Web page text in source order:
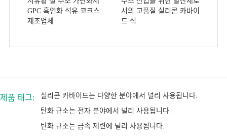
GPC 흑연화 석유 코크스
제조업체
서의 고품질 실리콘 카바이
드 식
제품 태그:
실리콘 카바이드는 다양한 분야에서 널리 사용됩니다.
탄화 규소는 전자 분야에서 널리 사용됩니다.
탄화 규소는 금속 제련에 널리 사용됩니다.